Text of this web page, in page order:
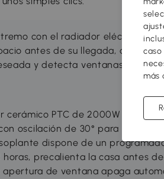
con el radiador eléctrico
antes de su llegada,
y detecta ventanas
cerámico PTC de 2000W que
oscilación de 30° para una
dispone de un
precalienta la casa antes
apertura de ventana apaga
más